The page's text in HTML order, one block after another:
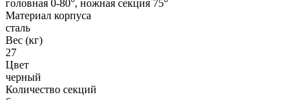
головная 0-80°, ножная секция 75°
Материал корпуса
сталь
Вес (кг)
27
Цвет
черный
Количество секций